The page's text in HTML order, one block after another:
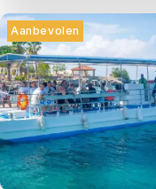
Aanbevolen